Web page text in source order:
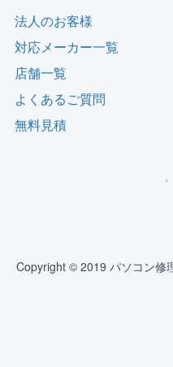
法人のお客様
対応メーカー一覧
店舗一覧
よくあるご質問
無料見積
Copyright © 2019 パソコン修